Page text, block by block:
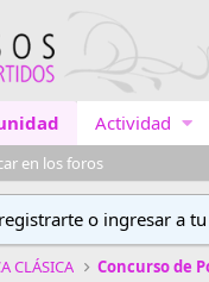
Actividad
en los foros
o ingresar a
CLÁSICA